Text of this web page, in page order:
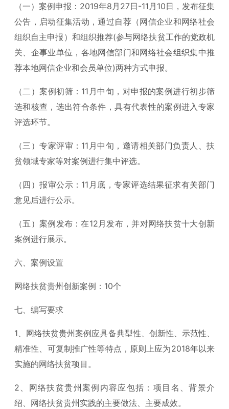
（一）案例申报：2019年8月27日-11月10日，发布征集
公告，启动征集活动，通过自荐（网信企业和网络社会
组织自主申报）和组织推荐(参与网络扶贫工作的党政机
关、企事业单位，各地网信部门和网络社会组织集中推
荐本地网信企业和会员单位)两种方式申报。
（二）案例初筛：11月中旬，对申报的案例进行初步筛
选和核查，选出符合条件，具有代表性的案例进入专家
评选环节。
（三）专家评审：11月中旬，邀请相关部门负责人、扶
贫领域专家等对案例进行集中评选。
（四）报审公示：11月底，专家评选结果征求有关部门
意见后进行公示。
（五）案例发布：在12月发布，并对网络扶贫十大创新
案例进行展示。
六、案例设置
网络扶贫贵州创新案例：10个
七、编写要求
1、网络扶贫贵州案例应具备典型性、创新性、示范性、
精准性、可复制推广性等特点，原则上应为2018年以来
实施的网络扶贫项目。
2、网络扶贫贵州案例内容应包括：项目名、背景介
绍、网络扶贫贵州实践的主要做法、主要成效。